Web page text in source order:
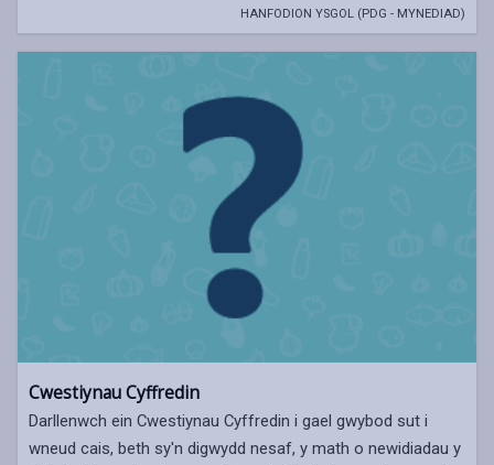
HANFODION YSGOL (PDG - MYNEDIAD)
Cwestiynau Cyffredin
Darllenwch ein Cwestiynau Cyffredin i gael gwybod sut i
wneud cais, beth sy'n digwydd nesaf, y math o newidiadau y